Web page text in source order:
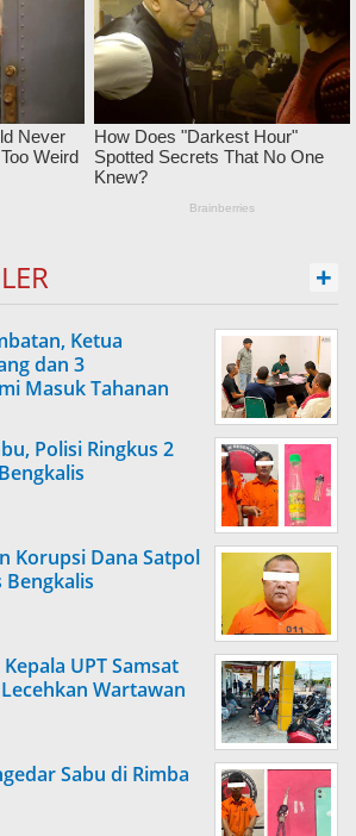
+
Ketua
dan 3
Masuk Tahanan
Polisi Ringkus 2
Korupsi Dana Satpol
Bengkalis
UPT Samsat
Wartawan
Sabu di Rimba